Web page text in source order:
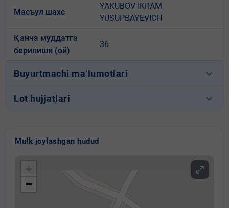
Масъул шахс
YAKUBOV IKRAM
YUSUPBAYEVICH
Қанча муддатга
берилиши (ой)
36
Buyurtmachi ma’lumotlari keyboard_arrow_down
Lot hujjatlari keyboard_arrow_down
Mulk joylashgan hudud
−